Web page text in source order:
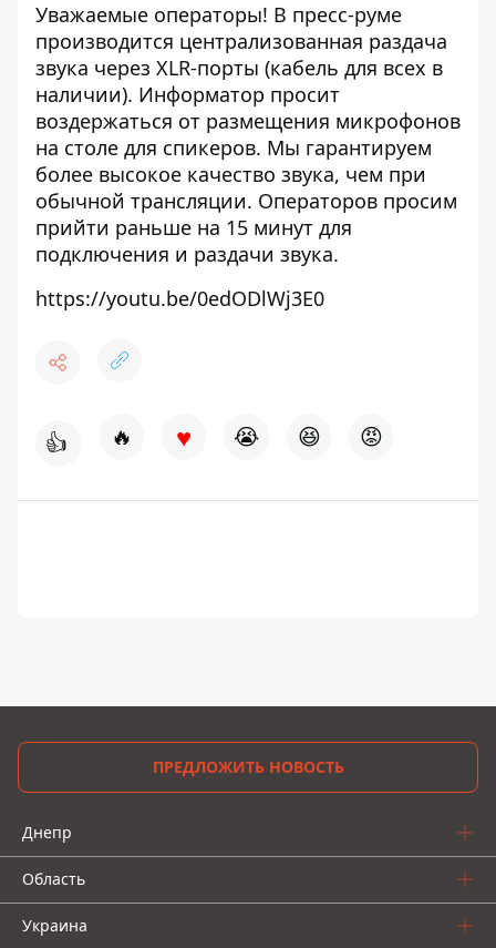
Уважаемые операторы! В пресс-руме
производится централизованная раздача
звука через XLR-порты (кабель для всех в
наличии). Информатор просит
воздержаться от размещения микрофонов
на столе для спикеров. Мы гарантируем
более высокое качество звука, чем при
обычной трансляции. Операторов просим
прийти раньше на 15 минут для
подключения и раздачи звука.
https://youtu.be/0edODlWj3E0
👍 🔥 ♥ 😭 😆 😡
ПРЕДЛОЖИТЬ НОВОСТЬ
Днепр
Область
Украина